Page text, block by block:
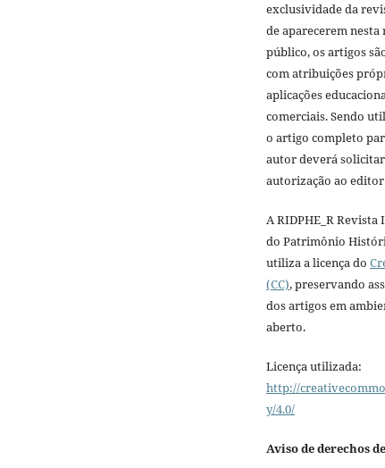
exclusividade da
de aparecerem nesta
público, os artigos
com atribuições
aplicações
comerciais. Sendo
o artigo completo
autor deverá
autorização ao
A RIDPHE_R
do Patrimônio
utiliza a licença do
(CC), preservando
dos artigos em
aberto.
Licença utilizada:
http://
y/4.0/
Aviso de derechos